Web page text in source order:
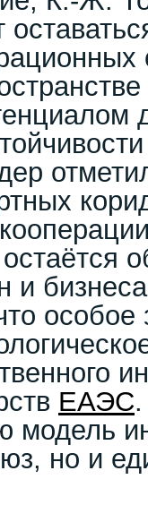
и
особое
ЕАЭС
модель
но и